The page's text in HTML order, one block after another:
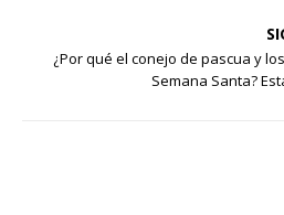
¿Por qué el conejo de pascua y
Semana Santa?